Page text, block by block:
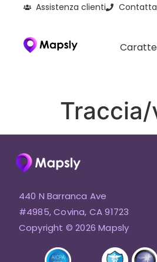
Assistenza clienti
440 N Barranca Ave
#4985, Covina, CA 91723
Copyright © 2026 Mapsly